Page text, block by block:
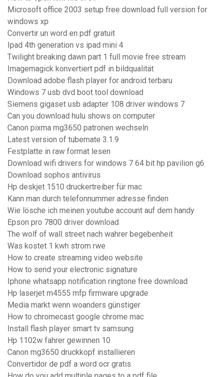
Microsoft office 2003 setup free download full version for
windows xp
Convertir un word en pdf gratuit
Ipad 4th generation vs ipad mini 4
Twilight breaking dawn part 1 full movie free stream
Imagemagick konvertiert pdf in bildqualität
Download adobe flash player for android terbaru
Windows 7 usb dvd boot tool download
Siemens gigaset usb adapter 108 driver windows 7
Can you download hulu shows on computer
Canon pixma mg3650 patronen wechseln
Latest version of tubemate 3.1.9
Festplatte in raw format lesen
Download wifi drivers for windows 7 64 bit hp pavilion g6
Download sophos antivirus
Hp deskjet 1510 druckertreiber für mac
Kann man durch telefonnummer adresse finden
Wie lösche ich meinen youtube account auf dem handy
Epson pro 7800 driver download
The wolf of wall street nach wahrer begebenheit
Was kostet 1 kwh strom rwe
How to create streaming video website
How to send your electronic signature
Iphone whatsapp notification ringtone free download
Hp laserjet m4555 mfp firmware upgrade
Media markt wenn woanders günstiger
How to chromecast google chrome mac
Install flash player smart tv samsung
Hp 1102w fahrer gewinnen 10
Canon mg3650 druckkopf installieren
Convertidor de pdf a word ocr gratis